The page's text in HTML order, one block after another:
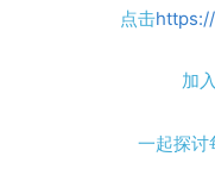
点击
加
一起探讨